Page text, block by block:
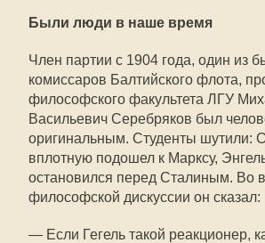
Были люди в наше время
Член партии с 1904 года, один из
комиссаров Балтийского флота,
философского факультета ЛГУ
Васильевич Серебряков был
оригинальным. Студенты шутили:
вплотную подошел к Марксу,
остановился перед Сталиным. Во
философской дискуссии он сказал:
— Если Гегель такой реакционер,